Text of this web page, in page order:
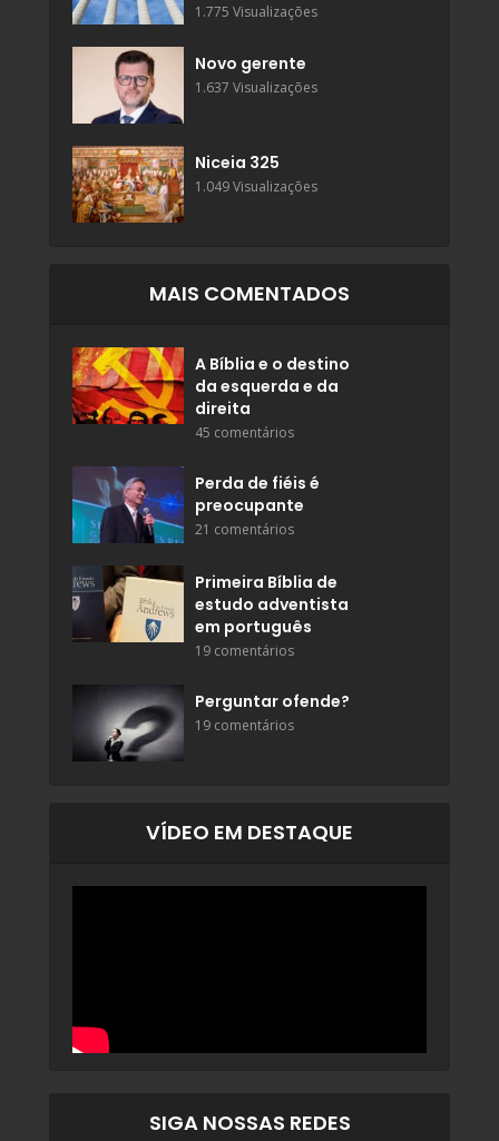
1.775 Visualizações
Novo gerente
1.637 Visualizações
Niceia 325
1.049 Visualizações
MAIS COMENTADOS
A Bíblia e o destino
da esquerda e da
direita
45 comentários
Perda de fiéis é
preocupante
21 comentários
Primeira Bíblia de
estudo adventista
em português
19 comentários
Perguntar ofende?
19 comentários
VÍDEO EM DESTAQUE
SIGA NOSSAS REDES